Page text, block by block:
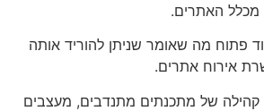
פתוח מה שאומר שניתן להוריד אותה
אירוח אתרים.
קהילה של מתכנתים מתנדבים, מעצבים